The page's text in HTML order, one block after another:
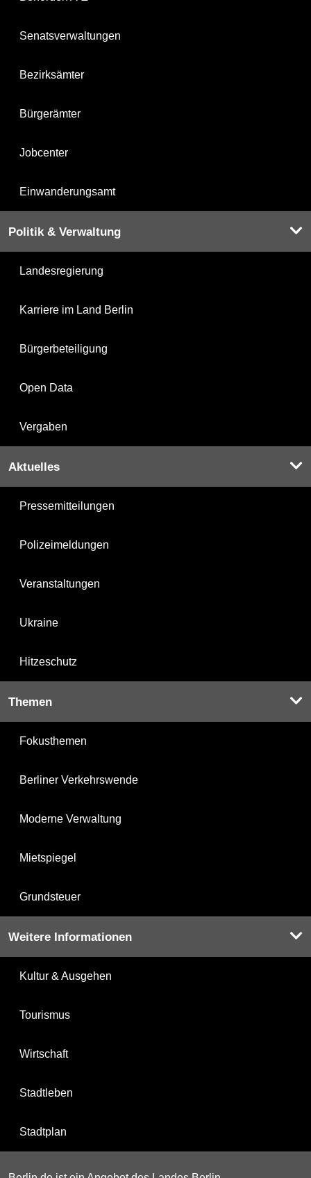
Senatsverwaltungen
Bezirksämter
Bürgerämter
Jobcenter
Einwanderungsamt
Politik & Verwaltung
Landesregierung
Karriere im Land Berlin
Bürgerbeteiligung
Open Data
Vergaben
Aktuelles
Pressemitteilungen
Polizeimeldungen
Veranstaltungen
Ukraine
Hitzeschutz
Themen
Fokusthemen
Berliner Verkehrswende
Moderne Verwaltung
Mietspiegel
Grundsteuer
Weitere Informationen
Kultur & Ausgehen
Tourismus
Wirtschaft
Stadtleben
Stadtplan